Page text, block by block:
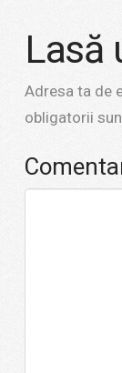
Lasă
Adresa ta de
obligatorii